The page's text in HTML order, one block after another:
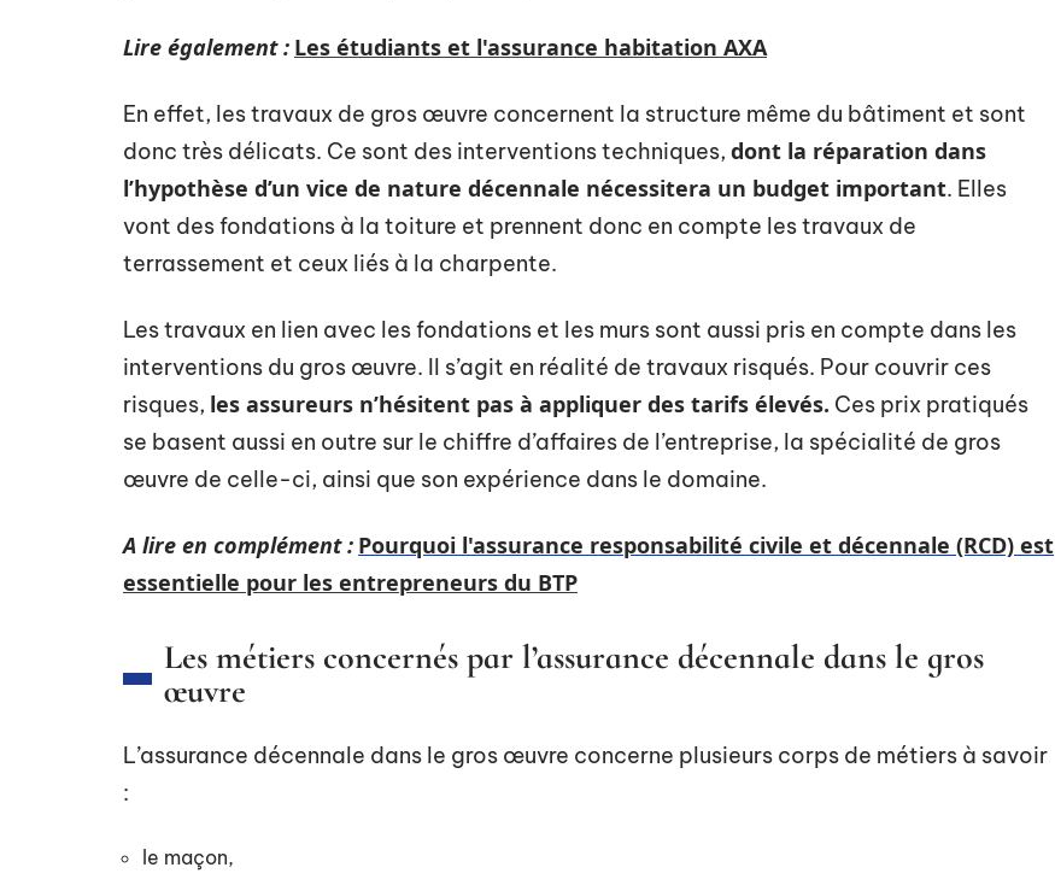
Lire également : Les étudiants et l'assurance habitation AXA
En effet, les travaux de gros œuvre concernent la structure même du bâtiment et sont
donc très délicats. Ce sont des interventions techniques, dont la réparation dans
l’hypothèse d’un vice de nature décennale nécessitera un budget important. Elles
vont des fondations à la toiture et prennent donc en compte les travaux de
terrassement et ceux liés à la charpente.
Les travaux en lien avec les fondations et les murs sont aussi pris en compte dans les
interventions du gros œuvre. Il s’agit en réalité de travaux risqués. Pour couvrir ces
risques, les assureurs n’hésitent pas à appliquer des tarifs élevés. Ces prix pratiqués
se basent aussi en outre sur le chiffre d’affaires de l’entreprise, la spécialité de gros
œuvre de celle-ci, ainsi que son expérience dans le domaine.
A lire en complément : Pourquoi l'assurance responsabilité civile et décennale (RCD) est
essentielle pour les entrepreneurs du BTP
Les métiers concernés par l’assurance décennale dans le gros
œuvre
L’assurance décennale dans le gros œuvre concerne plusieurs corps de métiers à savoir
:
le maçon,